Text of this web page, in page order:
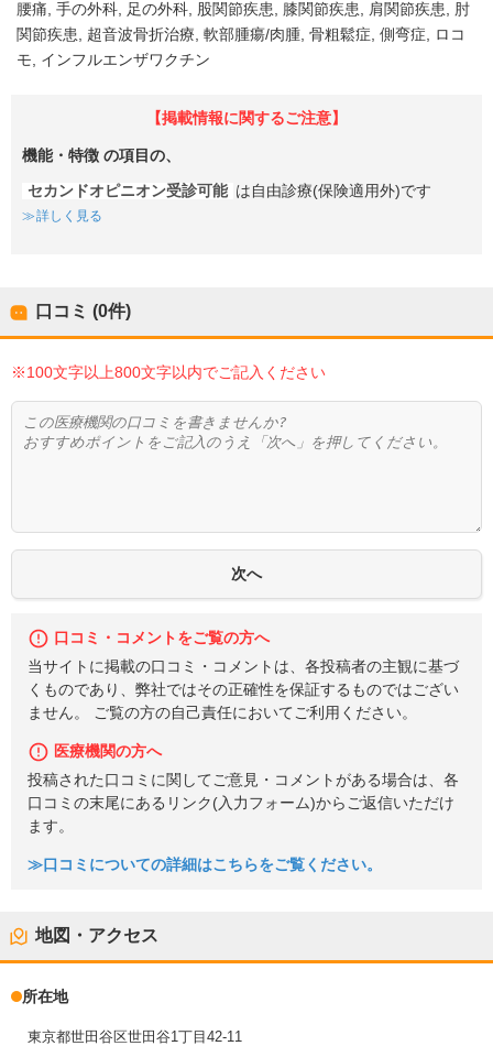
腰痛 手の外科 足の外科 股関節疾患 膝関節疾患 肩関節疾患
肘
関節疾患
超音波骨折治療 軟部腫瘍/肉腫 骨粗鬆症 側弯症
ロコ
モ
インフルエンザワクチン
【掲載情報に関するご注意】
機能・特徴 の項目の、
セカンドオピニオン受診可能 は自由診療(保険適用外)です
詳しく見る
口コミ (0件)
※100文字以上800文字以内でご記入ください
口コミ・コメントをご覧の方へ
当サイトに掲載の口コミ・コメントは、各投稿者の主観に基づ
くものであり、弊社ではその正確性を保証するものではござい
ません。 ご覧の方の自己責任においてご利用ください。
医療機関の方へ
投稿された口コミに関してご意見・コメントがある場合は、各
口コミの末尾にあるリンク(入力フォーム)からご返信いただけ
ます。
≫口コミについての詳細はこちらをご覧ください。
地図・アクセス
所在地
東京都世田谷区世田谷1丁目42-11